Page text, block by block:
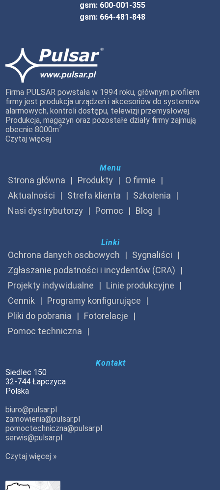
gsm: 600-001-355
gsm: 664-481-848
Firma PULSAR powstała w 1994 roku, głównym profilem
firmy jest produkcja urządzeń i akcesoriów do systemów
alarmowych, kontroli dostępu, telewizji przemysłowej.
Produkcja, magazyn oraz pozostałe działy firmy zajmują
obecnie 8000m2
Czytaj więcej
Menu
Strona główna Produkty
O firmie
Aktualności
Strefa klienta
Szkolenia
Nasi dystrybutorzy
Pomoc Blog
Linki
Ochrona danych osobowych
Sygnaliści
Zgłaszanie podatności i incydentów (CRA)
Projekty indywidualne
Linie produkcyjne
Cennik
Programy konfigurujące
Pliki do pobrania
Fotorelacje
Pomoc techniczna
Kontakt
Siedlec 150
32-744 Łapczyca
Polska
biuro@pulsar.pl
zamowienia@pulsar.pl
pomoctechniczna@pulsar.pl
serwis@pulsar.pl
Czytaj więcej »